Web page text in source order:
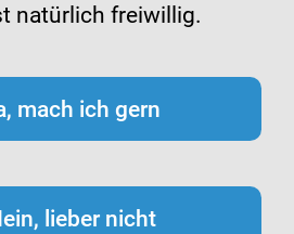
natürlich freiwillig.
mach ich gern
lieber nicht